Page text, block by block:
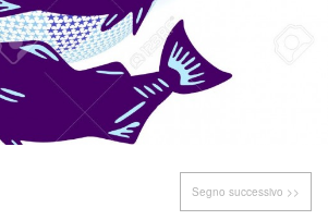
Segno successivo >>